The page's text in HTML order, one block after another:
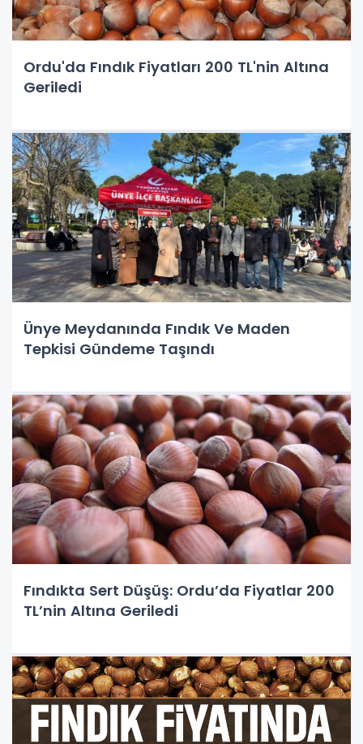
Ordu'da Fındık Fiyatları 200 TL'nin Altına
Geriledi
Ünye Meydanında Fındık Ve Maden
Tepkisi Gündeme Taşındı
Fındıkta Sert Düşüş: Ordu’da Fiyatlar 200
TL’nin Altına Geriledi